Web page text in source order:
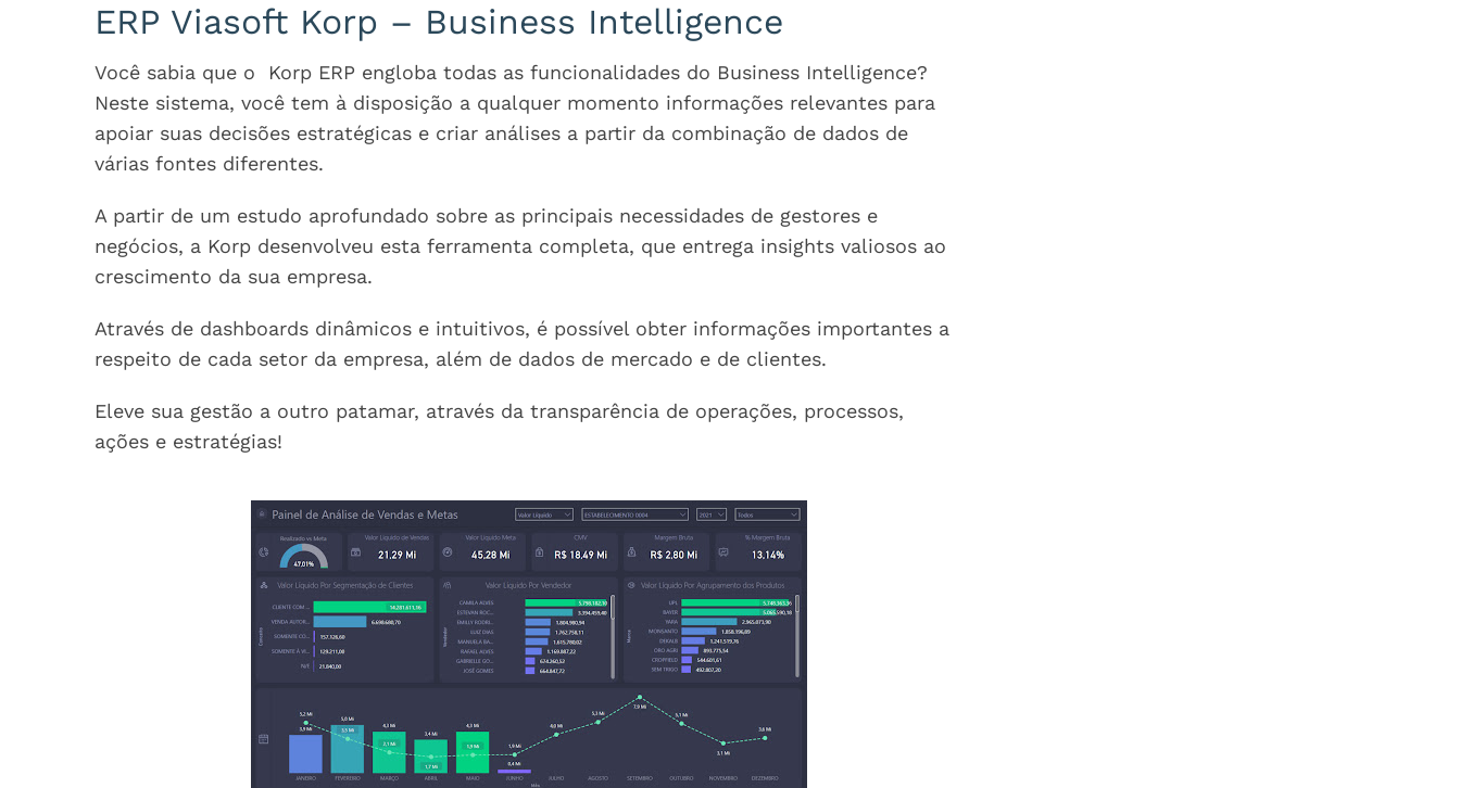
ERP Viasoft Korp – Business Intelligence
Você sabia que o Korp ERP engloba todas as funcionalidades do Business Intelligence?
Neste sistema, você tem à disposição a qualquer momento informações relevantes para
apoiar suas decisões estratégicas e criar análises a partir da combinação de dados de
várias fontes diferentes.
A partir de um estudo aprofundado sobre as principais necessidades de gestores e
negócios, a Korp desenvolveu esta ferramenta completa, que entrega insights valiosos ao
crescimento da sua empresa.
Através de dashboards dinâmicos e intuitivos, é possível obter informações importantes a
respeito de cada setor da empresa, além de dados de mercado e de clientes.
Eleve sua gestão a outro patamar, através da transparência de operações, processos,
ações e estratégias!